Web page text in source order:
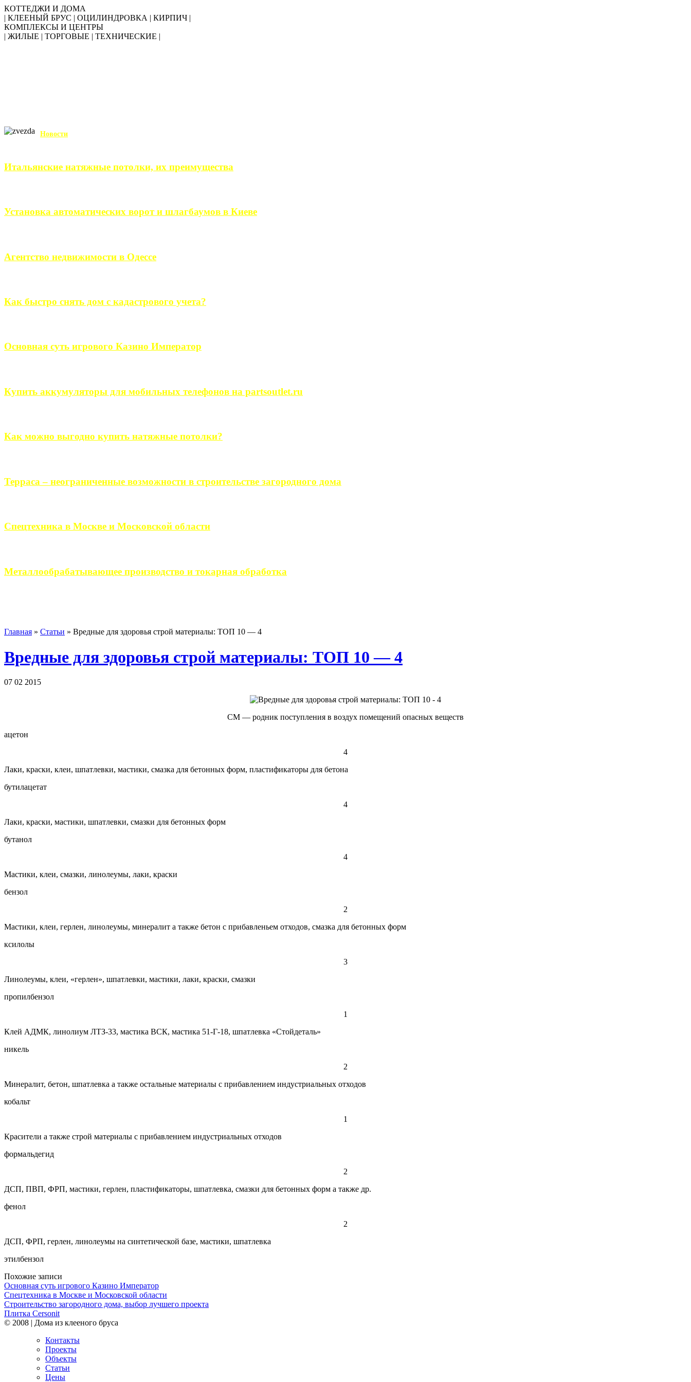
КОТТЕДЖИ И ДОМА
| КЛЕЕНЫЙ БРУС | ОЦИЛИНДРОВКА | КИРПИЧ |
КОМПЛЕКСЫ И ЦЕНТРЫ
| ЖИЛЫЕ | ТОРГОВЫЕ | ТЕХНИЧЕСКИЕ |
Новости
Итальянские натяжные потолки, их преимущества
Установка автоматических ворот и шлагбаумов в Киеве
Агентство недвижимости в Одессе
Как быстро снять дом с кадастрового учета?
Основная суть игрового Казино Император
Купить аккумуляторы для мобильных телефонов на partsoutlet.ru
Как можно выгодно купить натяжные потолки?
Терраса – неограниченные возможности в строительстве загородного дома
Спецтехника в Москве и Московской области
Металлообрабатывающее производство и токарная обработка
Главная » Статьи » Вредные для здоровья строй материалы: ТОП 10 — 4
Вредные для здоровья строй материалы: ТОП 10 — 4
07 02 2015
СМ — родник поступления в воздух помещений опасных веществ
ацетон
4
Лаки, краски, клеи, шпатлевки, мастики, смазка для бетонных форм, пластификаторы для бетона
бутилацетат
4
Лаки, краски, мастики, шпатлевки, смазки для бетонных форм
бутанол
4
Мастики, клеи, смазки, линолеумы, лаки, краски
бензол
2
Мастики, клеи, герлен, линолеумы, минералит а также бетон с прибавленьем отходов, смазка для бетонных форм
ксилолы
3
Линолеумы, клеи, «герлен», шпатлевки, мастики, лаки, краски, смазки
пропилбензол
1
Клей АДМК, линолиум ЛТЗ-33, мастика ВСК, мастика 51-Г-18, шпатлевка «Стойдеталь»
никель
2
Минералит, бетон, шпатлевка а также остальные материалы с прибавлением индустриальных отходов
кобальт
1
Красители а также строй материалы с прибавлением индустриальных отходов
формальдегид
2
ДСП, ПВП, ФРП, мастики, герлен, пластификаторы, шпатлевка, смазки для бетонных форм а также др.
фенол
2
ДСП, ФРП, герлен, линолеумы на синтетической базе, мастики, шпатлевка
этилбензол
Похожие записи
Основная суть игрового Казино Император
Спецтехника в Москве и Московской области
Строительство загородного дома, выбор лучшего проекта
Плитка Cersonit
© 2008 | Дома из клееного бруса
Контакты
Проекты
Объекты
Статьи
Цены